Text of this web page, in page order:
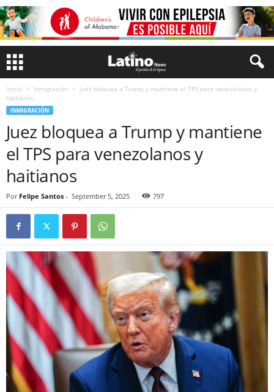
Inicio Inmigración
Juez bloquea a Trump y mantiene el TPS para venezolanos y
haitianos
INMIGRACIÓN
Juez bloquea a Trump y mantiene
el TPS para venezolanos y
haitianos
Por Felipe Santos - September 5, 2025 797